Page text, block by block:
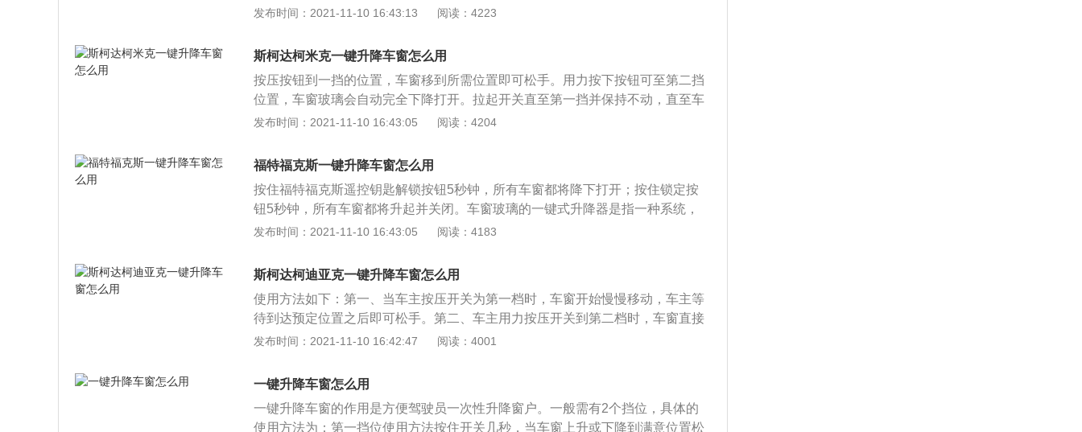
压第二挡，车窗会自动下降。拉起车窗开关到第一挡不松开，到了要求位置松开
只需要按下车窗控制按钮，车窗就会自动升起或者降下的功能。汽车配置一键升
降车窗，主要是方便驾驶员使用，避免驾驶员开关车窗分散注意力，存在交通隐
患。为了保护车窗玻璃升降电机的使用寿命，四个车门都配备热保护功能，如果
短时间反复操作玻璃车窗，电机将进入热保护状态，停止执行升降操作，车窗在
自动关闭的过程中，如果被物体夹在玻璃与窗框之间，车窗就会自动停止上升，
发布时间：2021-11-10 16:43:13 阅读：4223
斯柯达柯米克一键升降车窗怎么用
按压按钮到一挡的位置，车窗移到所需位置即可松手。用力按下按钮可至第二挡
位置，车窗玻璃会自动完全下降打开。拉起开关直至第一挡并保持不动，直至车
窗移动到需要的位置。稍微用力拉起按键至第二挡，车窗会自动上升。车主还可
以上，所有窗口将升起并关闭；按住解锁按钮3秒钟以上，所有窗口都将降下并
打开。当车辆每小时行驶超过15公里时，车辆将自动解锁以更好地确保车辆的安
全。激活自动解锁功能后，车辆可以在车辆关闭时自动解锁车门。
发布时间：2021-11-10 16:43:05 阅读：4204
福特福克斯一键升降车窗怎么用
按住福特福克斯遥控钥匙解锁按钮5秒钟，所有车窗都将降下打开；按住锁定按
钮5秒钟，所有车窗都将升起并关闭。车窗玻璃的一键式升降器是指一种系统，
在该系统中，车窗玻璃可以用一个键就地升降。装有一键式车窗升降器的车窗玻
两个档位：第一个按钮的位置与普通电动车窗的位置相同。第二个位置是按下或
放开，窗口会自动完全打开或关闭。现在大多数中高端车型都具备一键式车窗升
降功能，主要是为了方便驾驶员和乘客使用，可以防止驾驶员打开和关闭车窗时
分散注意力并改善车窗安全要素。一键式升降窗通常具有“防夹”功能，能够避免
驾驶员和乘客不小心被车窗夹伤的情况。
发布时间：2021-11-10 16:43:05 阅读：4183
斯柯达柯迪亚克一键升降车窗怎么用
使用方法如下：第一、当车主按压开关为第一档时，车窗开始慢慢移动，车主等
待到达预定位置之后即可松手。第二、车主用力按压开关到第二档时，车窗直接
下降到底。第三、车中用力拉起开关到第一档，车窗慢慢移动。第四、当车主用
注意，尽可能的不要将车窗完全降低到最低端。因为控制车辆车窗升降的电机非
常脆弱，一旦出现损坏的情况，那么就需要拆卸车辆的门板，才能将车辆玻璃取
出来。如果是夏天还好，但是到了冬天，车主的驾驶体验肯定不太好。而且为了
发布时间：2021-11-10 16:42:47 阅读：4001
一键升降车窗怎么用
一键升降车窗的作用是方便驾驶员一次性升降窗户。一般需有2个挡位，具体的
使用方法为：第一挡位使用方法按住开关几秒，当车窗上升或下降到满意位置松